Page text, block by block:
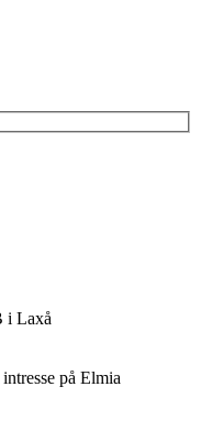
i Laxå
på Elmia